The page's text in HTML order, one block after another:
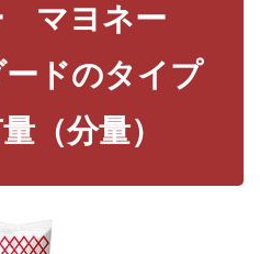
マヨネー
ドのタイプ
（分量）